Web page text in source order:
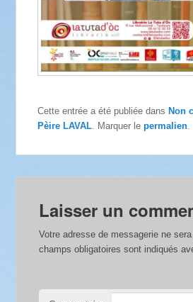
Cette entrée a été publiée dansNon
Pèire LAVAL . Marquer lepermalien
Laisser un
Votre adresse de messagerie ne sera
champs obligatoires sont indiqués